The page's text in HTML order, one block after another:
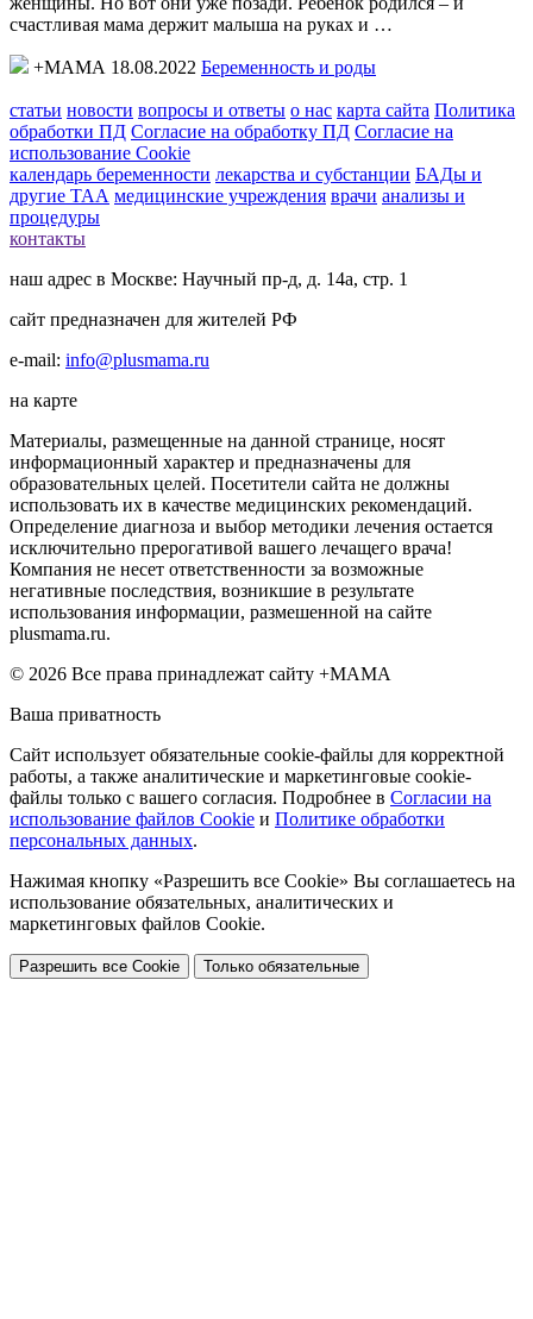
счастливая мама держит малыша на руках и …
+МАМА 18.08.2022 Беременность и роды
статьи новости вопросы и ответы о нас карта сайта Политика
обработки ПД Согласие на обработку ПД Согласие на
использование Cookie
календарь беременности лекарства и субстанции БАДы и
другие ТАА медицинские учреждения врачи анализы и
процедуры
контакты
наш адрес в Москве: Научный пр-д, д. 14а, стр. 1
сайт предназначен для жителей РФ
e-mail: info@plusmama.ru
на карте
Материалы, размещенные на данной странице, носят
информационный характер и предназначены для
образовательных целей. Посетители сайта не должны
использовать их в качестве медицинских рекомендаций.
Определение диагноза и выбор методики лечения остается
исключительно прерогативой вашего лечащего врача!
Компания не несет ответственности за возможные
негативные последствия, возникшие в результате
использования информации, размешенной на сайте
plusmama.ru.
© 2026 Все права принадлежат сайту +МАМА
Ваша приватность
Сайт использует обязательные cookie-файлы для корректной
работы, а также аналитические и маркетинговые cookie-
файлы только с вашего согласия. Подробнее в Согласии на
использование файлов Cookie и Политике обработки
персональных данных.
Нажимая кнопку «Разрешить все Cookie» Вы соглашаетесь на
использование обязательных, аналитических и
маркетинговых файлов Cookie.
Разрешить все Cookie Только обязательные